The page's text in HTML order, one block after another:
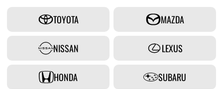
TOYOTA MAZDA
NISSAN LEXUS
HONDA SUBARU